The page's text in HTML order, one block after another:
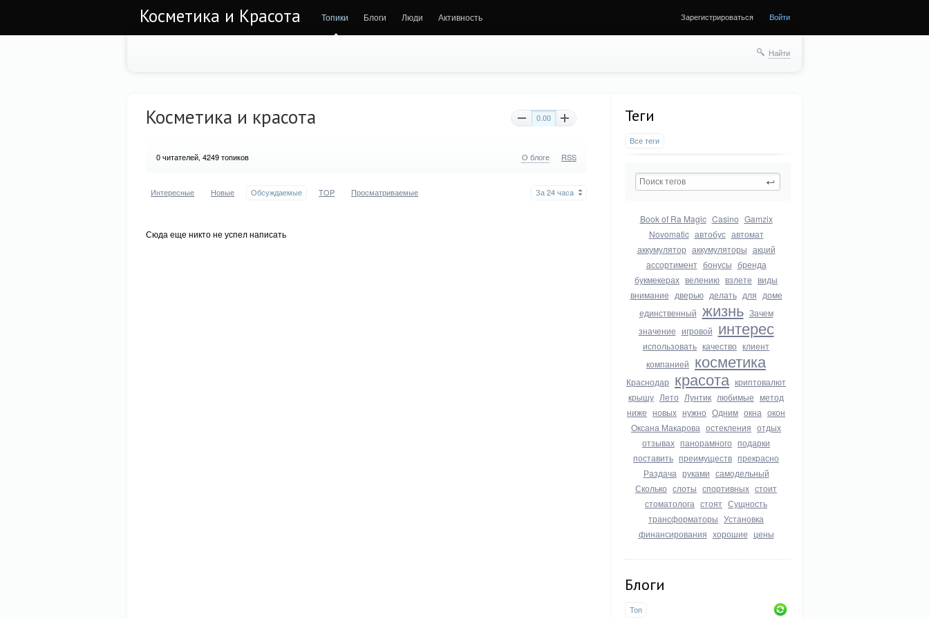
Косметика и Красота Топики Блоги Люди Активность Зарегистрироваться Войти
Найти
Теги
Все теги
Book of Ra Magic Casino Gamzix
Novomatic автобус автомат
аккумулятор аккумуляторы акций
ассортимент бонусы бренда
букмекерах велению взлете виды
внимание дверью делать для доме
единственный жизнь Зачем
значение игровой интерес
использовать качество клиент
компанией косметика
Краснодар красота криптовалют
крышу Лето Лунтик любимые метод
ниже новых нужно Одним окна окон
Оксана Макарова остекления отдых
отзывах панорамного подарки
поставить преимуществ прекрасно
Раздача руками самодельный
Сколько слоты спортивных стоит
стоматолога стоят Сущность
трансформаторы Установка
финансирования хорошие цены
Блоги
Топ
Косметика и красота 0.00
0читателей, 4249 топиков О блоге RSS
Интересные Новые Обсуждаемые TOP Просматриваемые За 24 часа
Сюда еще никто не успел написать